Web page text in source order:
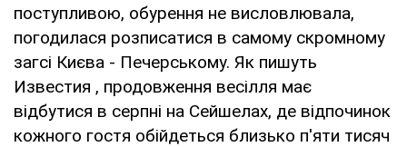
поступливою, обурення не висловлювала,
погодилася розписатися в самому скромному
загсі Києва - Печерському. Як пишуть
Известия , продовження весілля має
відбутися в серпні на Сейшелах, де відпочинок
кожного гостя обійдеться близько п'яти тисяч